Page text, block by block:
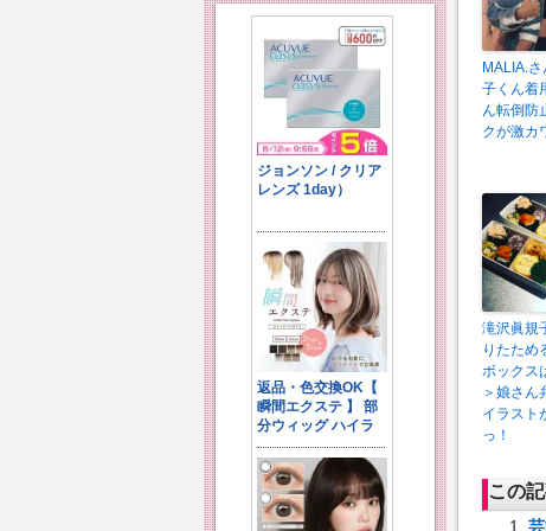
MALIA.
子くん着
ん転倒防
クが激カ
滝沢眞規
りたため
ボックス
＞娘さん
イラスト
っ！
この